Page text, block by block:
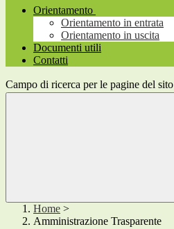
Orientamento
Orientamento in entrata
Orientamento in uscita
Documenti utili
Contatti
Campo di ricerca per le pagine del sito
Home >
Amministrazione Trasparente